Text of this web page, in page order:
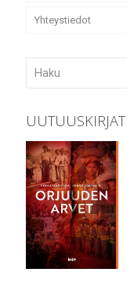
Yhteystiedot
UUTUUSKIRJAT